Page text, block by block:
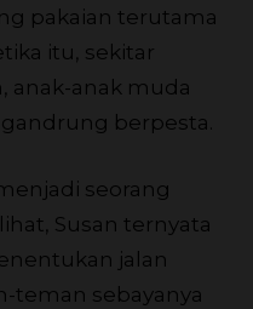
pakaian terutama
itu, sekitar
anak-anak muda
berpesta.
seorang
Susan ternyata
jalan
teman sebayanya